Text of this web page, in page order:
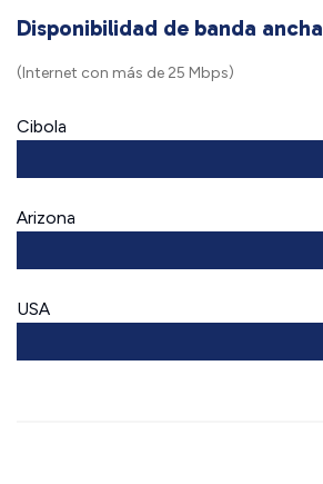
Disponibilidad de banda ancha
(Internet con más de 25 Mbps)
Cibola
Arizona
USA